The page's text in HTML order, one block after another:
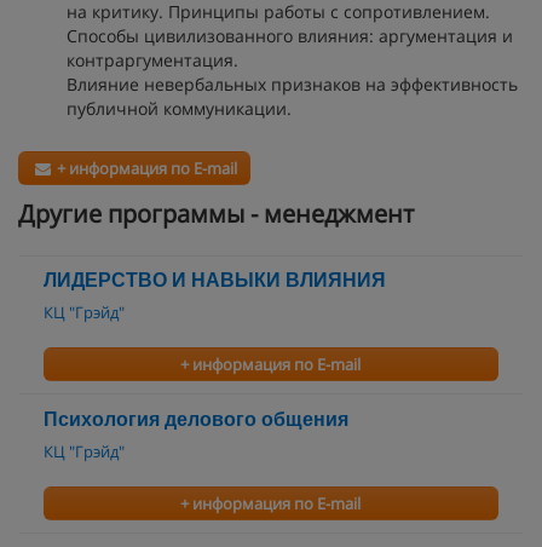
на критику. Принципы работы с сопротивлением.
Способы цивилизованного влияния: аргументация и
контраргументация.
Влияние невербальных признаков на эффективность
публичной коммуникации.
+ информация по E-mail
Другие программы - менеджмент
ЛИДЕРСТВО И НАВЫКИ ВЛИЯНИЯ
КЦ "Грэйд"
+ информация по E-mail
Психология делового общения
КЦ "Грэйд"
+ информация по E-mail